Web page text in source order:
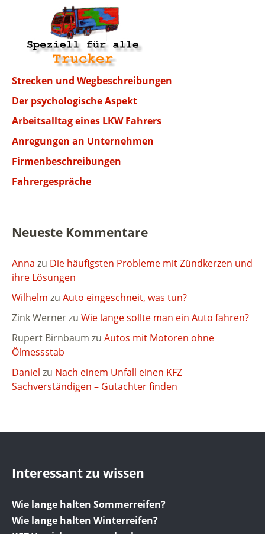
Strecken und Wegbeschreibungen
Der psychologische Aspekt
Arbeitsalltag eines LKW Fahrers
Anregungen an Unternehmen
Firmenbeschreibungen
Fahrergespräche
Neueste Kommentare
Anna zu Die häufigsten Probleme mit Zündkerzen und
ihre Lösungen
Wilhelm zu Auto eingeschneit, was tun?
Zink Wernerzu Wie lange sollte man ein Auto fahren?
Rupert Birnbaum zu Autos mit Motoren ohne
Ölmessstab
Daniel zu Nach einem Unfall einen KFZ
Sachverständigen – Gutachter finden
Interessant zu wissen
Wie lange halten Sommerreifen?
Wie lange halten Winterreifen?